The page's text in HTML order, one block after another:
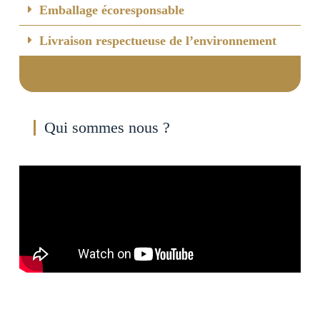
Emballage écoresponsable
Livraison respectueuse de l’environnement
Qui sommes nous ?